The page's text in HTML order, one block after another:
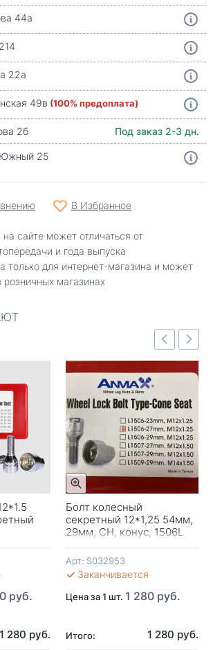
44а
22а
49в (100% предоплата)
2б
Под заказ 2-3 дн.
Южный 25
В Избранное
сайте может отличаться от
и года выпуска
только для интернет-магазина и может
розничных магазинах
руб.
1 280 руб.
Болт колесный
секретный 12*1,25 54мм,
29мм, CH, конус, 1506L
Anmax
Арт: S032953
Заканчивается
Цена за 1 шт. 1 280 руб.
Итого: 1 280 руб.
Быстрый просмотр
-